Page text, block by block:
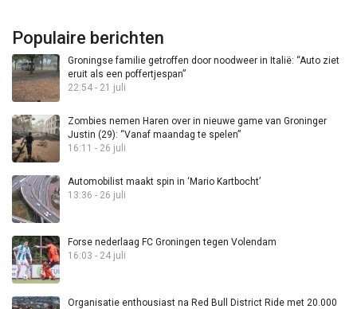
Populaire berichten
Groningse familie getroffen door noodweer in Italië: “Auto ziet
eruit als een poffertjespan”
22:54 - 21 juli
Zombies nemen Haren over in nieuwe game van Groninger
Justin (29): “Vanaf maandag te spelen”
16:11 - 26 juli
Automobilist maakt spin in ‘Mario Kartbocht’
13:36 - 26 juli
Forse nederlaag FC Groningen tegen Volendam
16:03 - 24 juli
Organisatie enthousiast na Red Bull District Ride met 20.000